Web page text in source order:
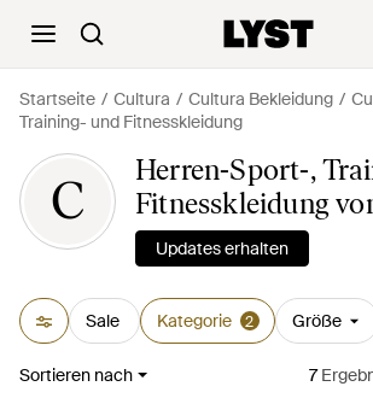
Startseite Cultura Cultura Bekleidung
Training- und Fitnesskleidung
C
Herren-Sport-,
Fitnesskleidung
Updates erhalten
Sale Kategorie 2 Größe
Sortieren nach 7